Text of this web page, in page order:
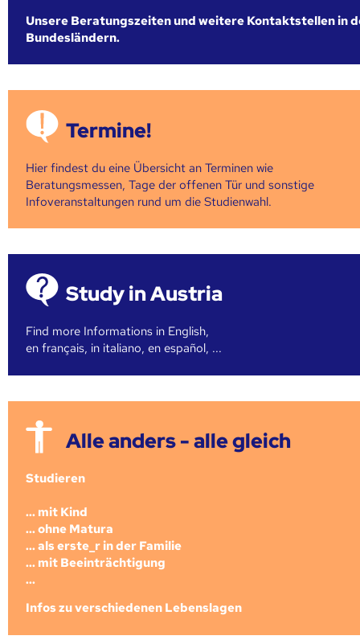
Unsere Beratungszeiten und weitere Kontaktstellen in
Bundesländern.
Termine!
Hier findest du eine Übersicht an Terminen wie
Beratungsmessen, Tage der offenen Tür und sonstige
Infoveranstaltungen rund um die Studienwahl.
Study in Austria
Find more Informations in English,
en français, in italiano, en español, ...
Alle anders - alle gleich
Studieren
... mit Kind
... ohne Matura
... als erste_r in der Familie
... mit Beeinträchtigung
...
Infos zu verschiedenen Lebenslagen